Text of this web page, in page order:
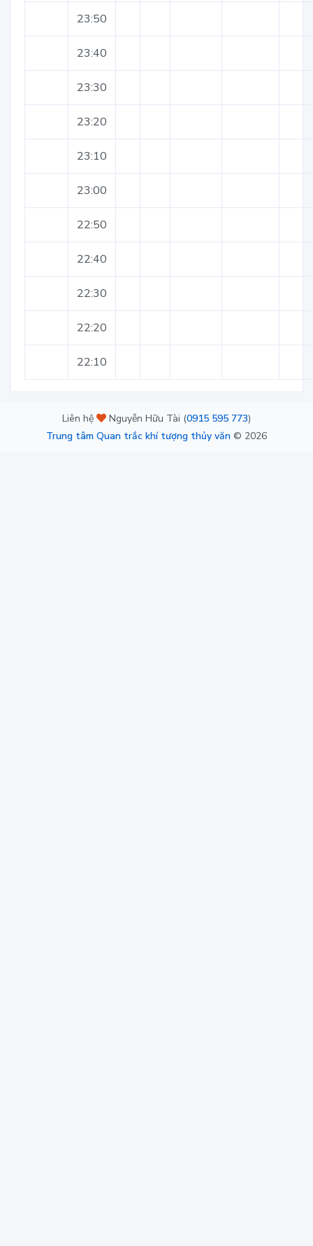
23:50
23:40
23:30
23:20
23:10
23:00
22:50
22:40
22:30
22:20
22:10
Liên hệ Nguyễn Hữu Tài (0915 595 773)
Trung tâm Quan trắc khí tượng thủy văn © 2026